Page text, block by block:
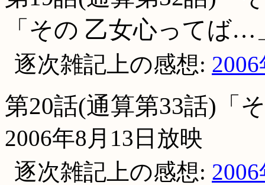
「その 乙女心ってば…
逐次雑記上の感想:
第20話(通算第33話)「
2006年8月13日放映
逐次雑記上の感想: